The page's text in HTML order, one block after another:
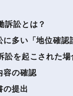
訴訟とは？
に多い「地位確認
訟を起こされた場
の確認
提出